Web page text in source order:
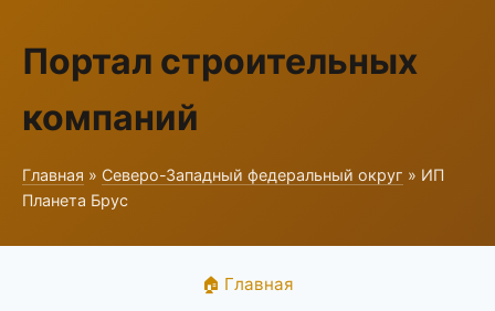
Портал строительных
компаний
Главная » Северо-Западный федеральный округ » ИП
Планета Брус
🏠 Главная